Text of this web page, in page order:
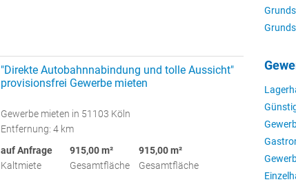
"Direkte Autobahnnabindung und tolle Aussicht"
provisionsfrei Gewerbe mieten
Gewerbe mieten in 51103 Köln
Entfernung: 4 km
auf Anfrage
Kaltmiete
915,00 m²
Gesamtfläche
915,00 m²
Gesamtfläche